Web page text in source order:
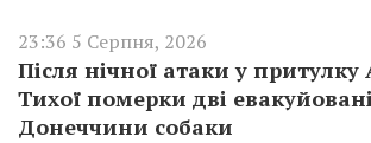
23:36 5 Серпня, 2026
Після нічної атаки у притулку
Тихої померки дві
Донеччини собаки